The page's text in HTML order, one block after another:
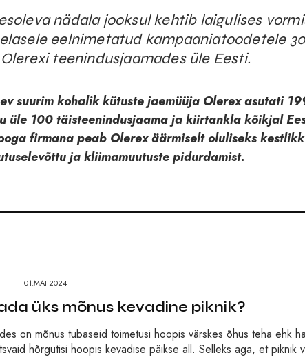
nädala jooksul kehtib laigulises
eelnimetatud kampaaniatoodetele
teenindusjaamades üle Eesti.
suurim kohalik kütuste jaemüüja Olerex asutati
üle 100 täisteenindusjaama ja kiirtankla kõikjal
firmana peab Olerex äärmiselt oluliseks
ja kliimamuutuste pidurdamist.
01.MAI 2024
üks mõnus kevadine piknik?
on mõnus tubaseid toimetusi hoopis värskes õhus teha ehk
hõrgutisi hoopis kevadise päikse all. Selleks aga, et piknik